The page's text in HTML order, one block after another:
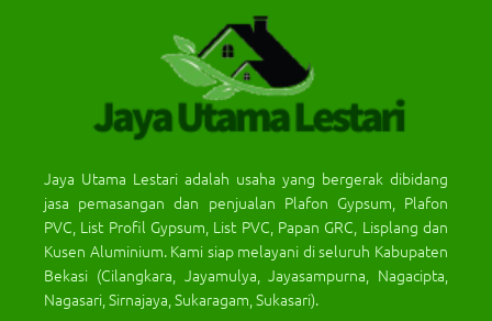
Jaya Utama Lestari adalah usaha yang bergerak dibidang
jasa pemasangan dan penjualan Plafon Gypsum, Plafon
PVC, List Profil Gypsum, List PVC, Papan GRC, Lisplang dan
Kusen Aluminium. Kami siap melayani di seluruh Kabupaten
Bekasi (Cilangkara, Jayamulya, Jayasampurna, Nagacipta,
Nagasari, Sirnajaya, Sukaragam, Sukasari).